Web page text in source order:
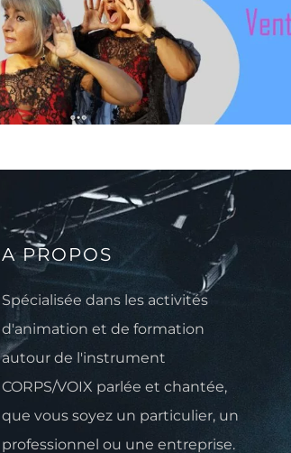
A PROPOS
Spécialisée dans les activités
d'animation et de formation
autour de l'instrument
CORPS/VOIX parlée et chantée,
que vous soyez un particulier, un
professionnel ou une entreprise.